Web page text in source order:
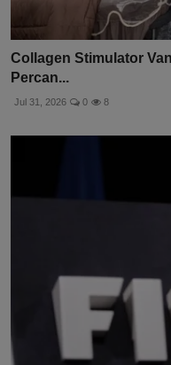
Collagen Stimulator
Percan...
Jul 31, 2026 0 8